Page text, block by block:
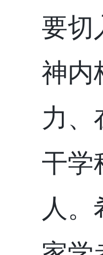
要切
神内
力、
干学
人